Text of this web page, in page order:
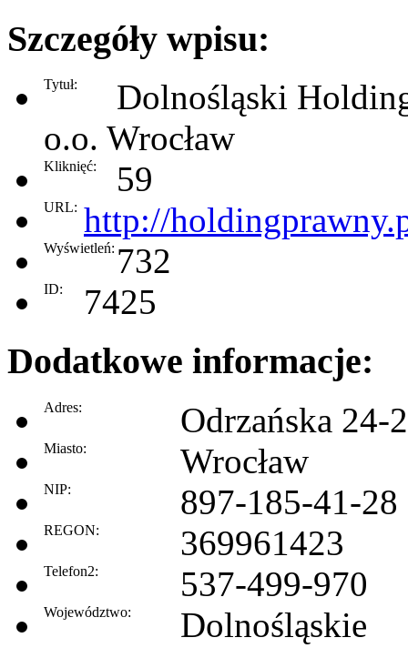
Szczegóły wpisu:
Tytuł:
Dolnośląski
o.o. Wrocław
Kliknięć: 59
URL: http://
Wyświetleń: 732
ID: 7425
Dodatkowe informacje:
Adres: Odrzańska 24-
Miasto: Wrocław
NIP: 897-185-41-28
REGON: 369961423
Telefon2: 537-499-970
Województwo: Dolnośląskie